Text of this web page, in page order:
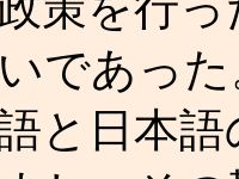
であっ
と日本